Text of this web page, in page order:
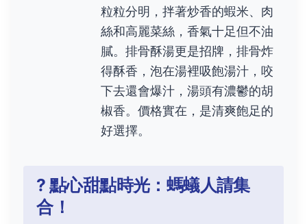
粒粒分明，拌著炒香的蝦米、肉
絲和高麗菜絲，香氣十足但不油
膩。排骨酥湯更是招牌，排骨炸
得酥香，泡在湯裡吸飽湯汁，咬
下去還會爆汁，湯頭有濃鬱的胡
椒香。價格實在，是清爽飽足的
好選擇。
? 點心甜點時光：螞蟻人請集
合！